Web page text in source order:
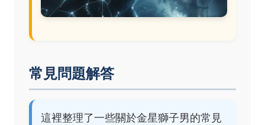
常見問題解答
這裡整理了一些關於金星獅子男的常見